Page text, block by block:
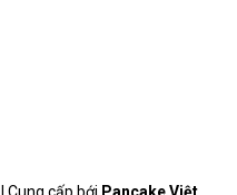
| Cung cấp bới Pancake Việt